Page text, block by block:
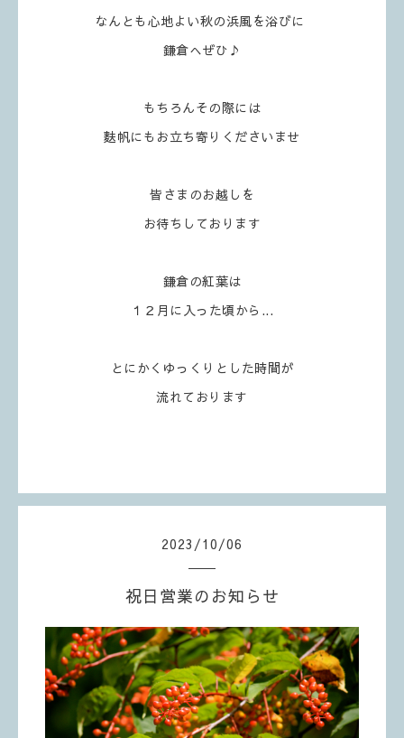
なんとも心地よい秋の浜風を浴びに
鎌倉へぜひ♪
もちろんその際には
麩帆にもお立ち寄りくださいませ
皆さまのお越しを
お待ちしております
鎌倉の紅葉は
１２月に入った頃から...
とにかくゆっくりとした時間が
流れております
2023 /10/06
祝日営業のお知らせ